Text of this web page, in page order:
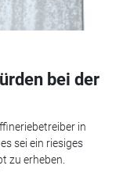
bei der
in
sei ein riesiges
zu erheben.